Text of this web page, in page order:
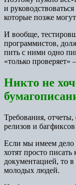
и
которые позже
И вообще,
программистов,
пить с ними одно
«только
Никто не
Требования,
релизов и
Если мы имеем дело
хотят просто писать
документацией, то
молодых людей.